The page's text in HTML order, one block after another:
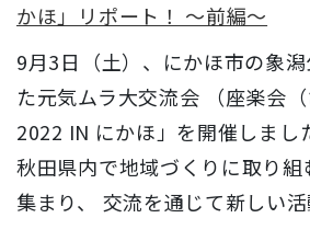
かほ」リポート！ ～前編～
9月3日（土）、にかほ市の象
た元気ムラ大交流会 （座楽会（
2022 IN にかほ」を開催しまし
秋田県内で地域づくりに取り
集まり、 交流を通じて新しい